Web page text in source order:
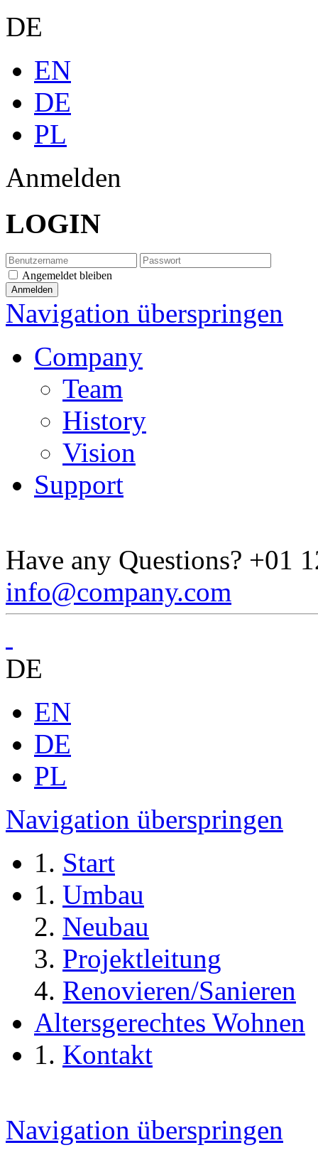
DE
EN
DE
PL
Anmelden
LOGIN
Angemeldet bleiben
Navigation überspringen
Company
Team
History
Vision
Support
Have any Questions? +01
info@company.com
DE
EN
DE
PL
Navigation überspringen
Start
Umbau
Neubau
Projektleitung
Renovieren/Sanieren
Altersgerechtes Wohnen
Kontakt
Navigation überspringen